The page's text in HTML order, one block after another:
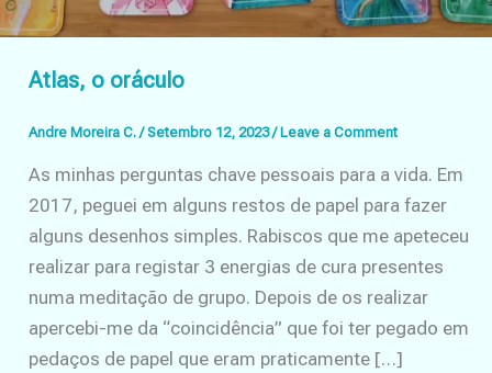
Atlas, o oráculo
Andre Moreira C. /Setembro 12, 2023/Leave a Comment
As minhas perguntas chave pessoais para a vida. Em
2017, peguei em alguns restos de papel para fazer
alguns desenhos simples. Rabiscos que me apeteceu
realizar para registar 3 energias de cura presentes
numa meditação de grupo. Depois de os realizar
apercebi-me da “coincidência” que foi ter pegado em
pedaços de papel que eram praticamente […]